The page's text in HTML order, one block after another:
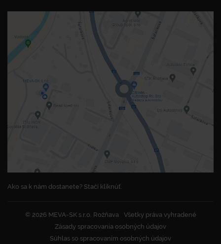
Ako sa k nám dostanete? Stačí kliknúť.
© 2026 MEVA-SK s.r.o. Rožňava
Všetky práva vyhradené
Zásady spracovania osobných údajov
Súhlas so spracovaním osobných údajov